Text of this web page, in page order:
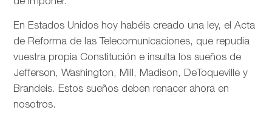
En Estados Unidos hoy habéis creado una ley, el Acta
de Reforma de las Telecomunicaciones, que repudia
vuestra propia Constitución e insulta los sueños de
Jefferson, Washington, Mill, Madison, DeToqueville y
Brandeis. Estos sueños deben renacer ahora en
nosotros.